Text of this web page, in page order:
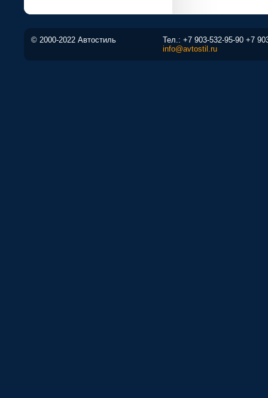
© 2000-2022 Автостиль Тел.: +7 903-532-95-90 +7
info@avtostil.ru